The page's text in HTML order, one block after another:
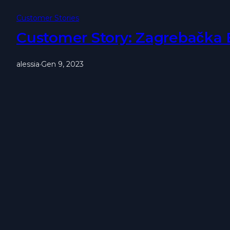
Customer Stories
Customer Story: Zagrebačka
alessia·Gen 9, 2023